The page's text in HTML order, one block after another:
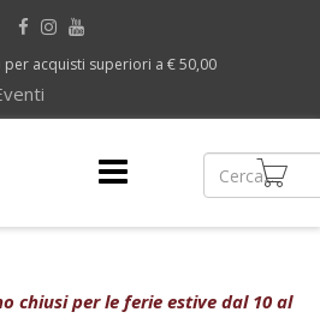
acquisti superiori a € 50,00
chiusi per le ferie estive dal 10 al